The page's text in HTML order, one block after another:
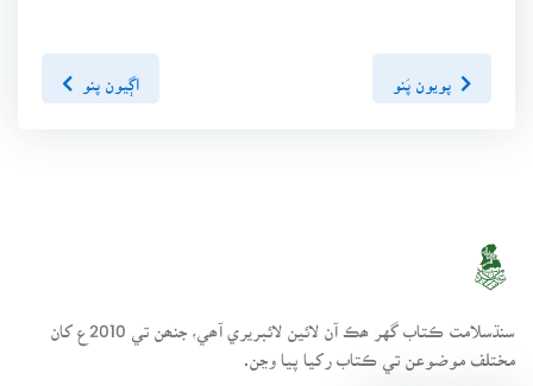
پويون پَنو اڳيون پنو
سنڌسلامت ڪتاب گهر ھڪ آن لائين لائبريري آھي، جنھن تي 2010ع کان
مختلف موضوعن تي ڪتاب رکيا پيا وڃن.